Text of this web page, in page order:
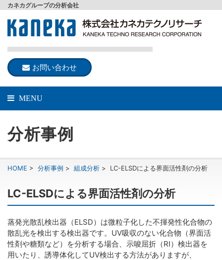
カネカグループの分析会社
お問い合わせ
MENU
分析事例
HOME > 分析事例 > 組成分析 > LC-ELSDによる界面活性剤の分析
LC-ELSDによる界面活性剤の分析
蒸発光散乱検出器（ELSD）は微粒子化した不揮発性化合物の
散乱光を検出する検出器です。UV吸収のない化合物（界面活
性剤や糖類など）を分析する場合、示唆屈折（RI）検出器を
用いたり、誘導体化してUV検出する方法がありますが、